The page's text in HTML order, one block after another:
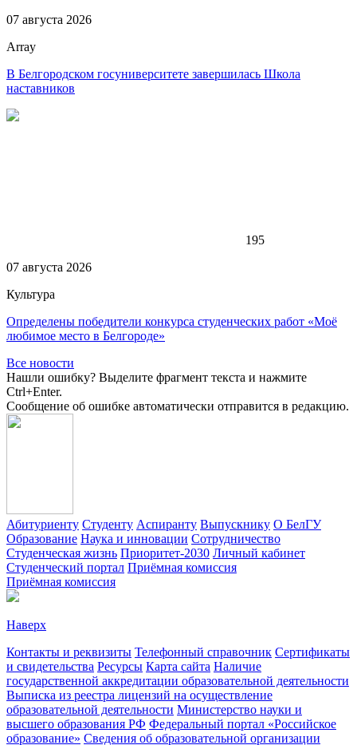
07 августа 2026
Array
В Белгородском госуниверситете завершилась Школа
наставников
195
07 августа 2026
Культура
Определены победители конкурса студенческих работ «Моё
любимое место в Белгороде»
Все новости
Нашли ошибку? Выделите фрагмент текста и нажмите
Ctrl+Enter.
Сообщение об ошибке автоматически отправится в редакцию.
Абитуриенту Студенту Аспиранту Выпускнику О БелГУ
Образование Наука и инновации Сотрудничество
Студенческая жизнь Приоритет-2030 Личный кабинет
Студенческий портал Приёмная комиссия
Приёмная комиссия
Наверх
Контакты и реквизиты Телефонный справочник Сертификаты
и свидетельства Ресурсы Карта сайта Наличие
государственной аккредитации образовательной деятельности
Выписка из реестра лицензий на осуществление
образовательной деятельности Министерствo науки и
высшего образования РФ Федеральный портал «Российское
образование» Сведения об образовательной организации